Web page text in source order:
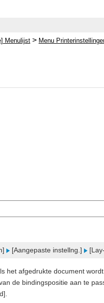
Menulijst > Menu
[Aangepaste instellng.]
afgedrukte document
de bindingspositie aan te